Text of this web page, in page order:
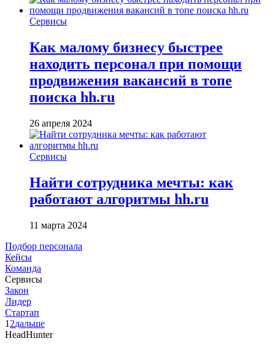
Сервисы
Как малому бизнесу быстрее
находить персонал при помощи
продвижения вакансий в топе
поиска hh.ru
26 апреля 2024
Сервисы
Найти сотрудника мечты: как
работают алгоритмы hh.ru
11 марта 2024
Подбор персонала
Кейсы
Команда
Сервисы
Закон
Лидер
Стартап
1 2дальше
HeadHunter